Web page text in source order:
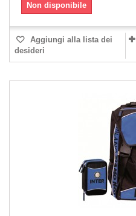
Non disponibile
Aggiungi alla lista dei
desideri